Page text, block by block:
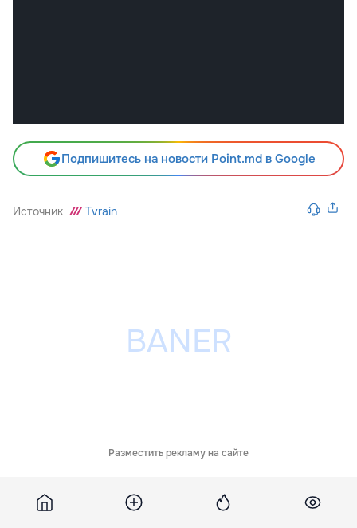
Подпишитесь на новости Point.md в Google
Источник Tvrain
Разместить рекламу на сайте
Похожие новости